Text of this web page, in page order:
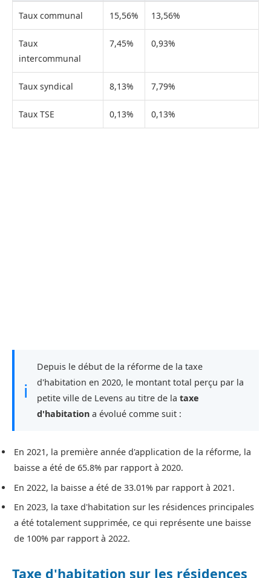
Taux communal 15,56% 13,56%
Taux
intercommunal
7,45% 0,93%
Taux syndical 8,13% 7,79%
Taux TSE 0,13% 0,13%
ℹ
Depuis le début de la réforme de la taxe
d'habitation en 2020, le montant total perçu par la
petite ville de Levens au titre de la taxe
d'habitation a évolué comme suit :
En 2021, la première année d'application de la réforme, la
baisse a été de 65.8% par rapport à 2020.
En 2022, la baisse a été de 33.01% par rapport à 2021.
En 2023, la taxe d'habitation sur les résidences principales
a été totalement supprimée, ce qui représente une baisse
de 100% par rapport à 2022.
Taxe d'habitation sur les résidences